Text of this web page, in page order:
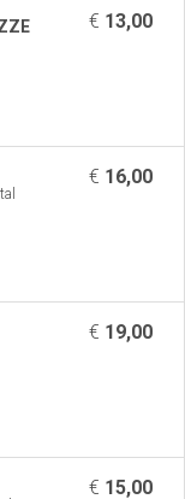
€ 13,00
€ 16,00
€ 19,00
€ 15,00